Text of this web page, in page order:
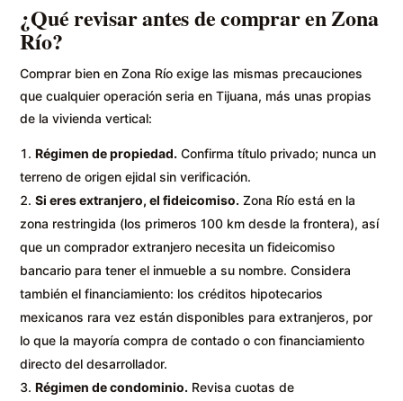
¿Qué revisar antes de comprar en Zona
Río?
Comprar bien en Zona Río exige las mismas precauciones
que cualquier operación seria en Tijuana, más unas propias
de la vivienda vertical:
Régimen de propiedad. Confirma título privado; nunca un
terreno de origen ejidal sin verificación.
Si eres extranjero, el fideicomiso. Zona Río está en la
zona restringida (los primeros 100 km desde la frontera), así
que un comprador extranjero necesita un fideicomiso
bancario para tener el inmueble a su nombre. Considera
también el financiamiento: los créditos hipotecarios
mexicanos rara vez están disponibles para extranjeros, por
lo que la mayoría compra de contado o con financiamiento
directo del desarrollador.
Régimen de condominio. Revisa cuotas de